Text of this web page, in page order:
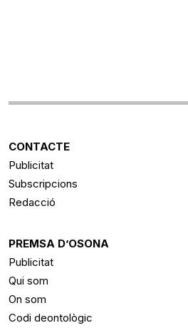
CONTACTE
Publicitat
Subscripcions
Redacció
PREMSA D’OSONA
Publicitat
Qui som
On som
Codi deontològic